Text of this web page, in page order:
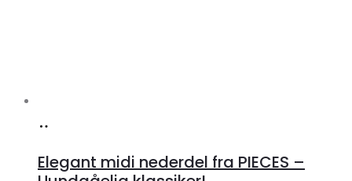
Klædeskabet.dk
Elegant midi nederdel fra PIECES –